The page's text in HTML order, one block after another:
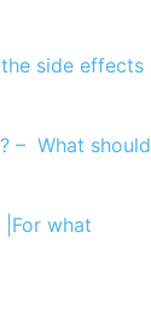
side effects
– What should
|For what